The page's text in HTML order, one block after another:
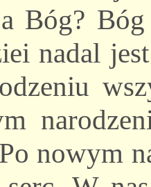
Bóg? Bóg
nadal
nowym